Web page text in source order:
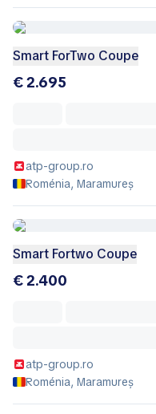
Smart ForTwo Coupe
€ 2.695
atp-group.ro
Roménia, Maramureș
Smart Fortwo Coupe
€ 2.400
atp-group.ro
Roménia, Maramureș